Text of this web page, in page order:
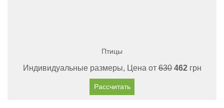
Птицы
Индивидуальные размеры, Цена от630 462грн
Рассчитать